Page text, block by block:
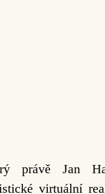
právě Jan
virtuální